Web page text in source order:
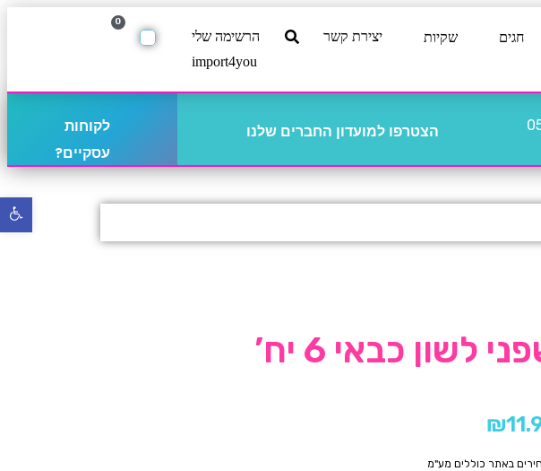
חגים שקיות יצירת קשר
הרשימה שלי
import4you
0
הצטרפו למועדון החברים שלנו
לקוחות
עסקיים?
לשון כבאי 6 יח’
₪
באתר כוללים מע"מ
פתח